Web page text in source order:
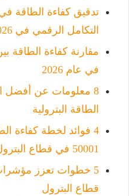
تدقيق كفاءة الطاقة
التكامل الرقمي في 2026
مقارنة كفاءة الطاقة
في عام 2026
8 معلومات عن أفضل
الطاقة البترولية
50001 في قطاع البترول
5 خطوات تعزز
قطاع البترول